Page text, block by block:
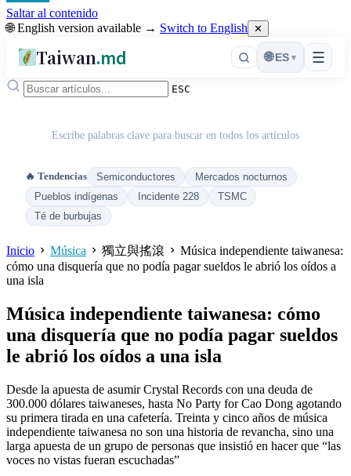
Saltar al contenido
🌐 English version available → Switch to English ✕
Taiwan.md ☰
🌐 ES ▾
ESC
Escribe palabras clave para buscar en todos los artículos
🔥 Tendencias Semiconductores
Mercados nocturnos
Pueblos indígenas
Incidente 228
TSMC
Té de burbujas
Inicio Música 獨立與搖滾
Música independiente taiwanesa:
cómo una disquería que no podía pagar sueldos le abrió los oídos a
una isla
Música independiente taiwanesa: cómo
una disquería que no podía pagar sueldos
le abrió los oídos a una isla
Desde la apuesta de asumir Crystal Records con una deuda de
300.000 dólares taiwaneses, hasta No Party for Cao Dong agotando
su primera tirada en una cafetería. Treinta y cinco años de música
independiente taiwanesa no son una historia de revancha, sino una
larga apuesta de un grupo de personas que insistió en hacer que “las
voces no vistas fueran escuchadas”